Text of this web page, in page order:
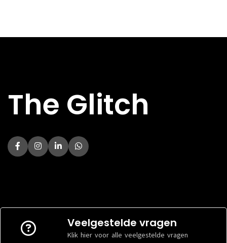
DIRECT AF TE
BREEDTE
10.2 mm
KLEUR Zwart
AANSLUITING USB-C
SCHERMTYPE LCD
Software
DIRECT AF TE
BREEDTE
DIKTE
SCHERMTYPE LCD
Software
The Glitch
Veelgestelde vragen
Klik hier voor alle veelgestelde vragen